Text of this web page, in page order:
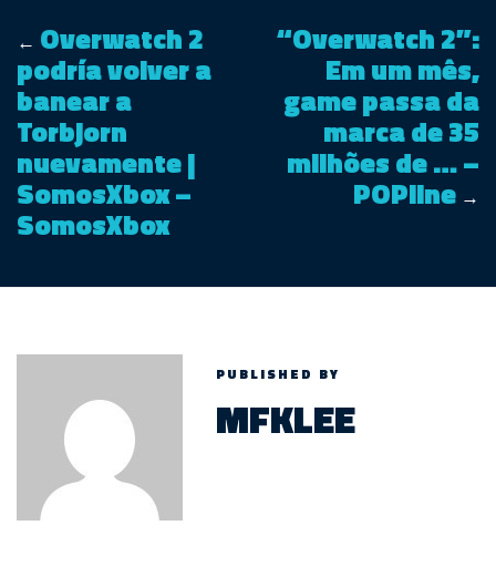
← Overwatch 2
podría volver a
banear a
Torbjorn
nuevamente |
SomosXbox –
SomosXbox
“Overwatch 2”:
Em um mês,
game passa da
marca de 35
milhões de … –
POPline →
PUBLISHED BY
MFKLEE